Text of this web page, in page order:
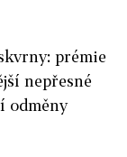
prémie
nepřesné
odměny